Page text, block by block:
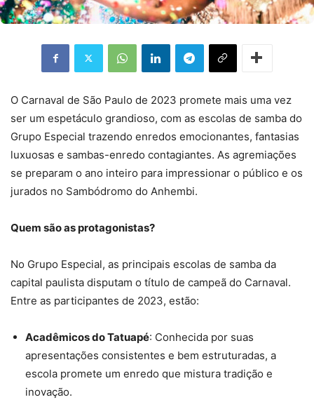
O Carnaval de São Paulo de 2023 promete mais uma vez
ser um espetáculo grandioso, com as escolas de samba do
Grupo Especial trazendo enredos emocionantes, fantasias
luxuosas e sambas-enredo contagiantes. As agremiações
se preparam o ano inteiro para impressionar o público e os
jurados no Sambódromo do Anhembi.
Quem são as protagonistas?
No Grupo Especial, as principais escolas de samba da
capital paulista disputam o título de campeã do Carnaval.
Entre as participantes de 2023, estão:
Acadêmicos do Tatuapé: Conhecida por suas
apresentações consistentes e bem estruturadas, a
escola promete um enredo que mistura tradição e
inovação.